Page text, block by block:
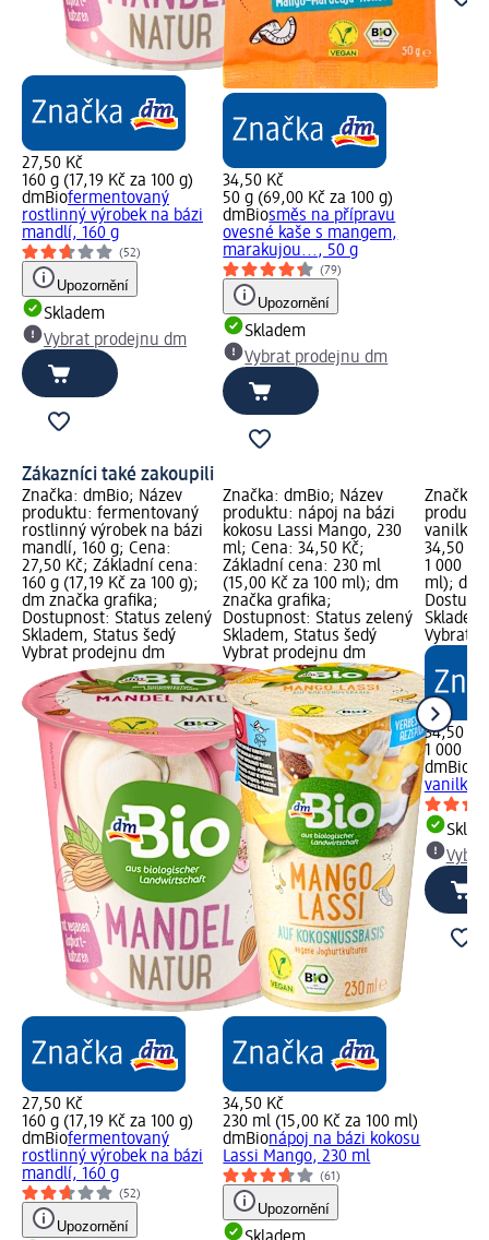
27,50 Kč
160 g (17,19 Kč za 100 g)
dmBiofermentovaný
rostlinný výrobek na bázi
mandlí, 160 g
(52)
Upozornění
Skladem
Vybrat prodejnu dm
34,50 Kč
50 g (69,00 Kč za 100 g)
dmBiosměs na přípravu
ovesné kaše s mangem,
marakujou..., 50 g
(79)
Upozornění
Skladem
Vybrat prodejnu dm
Zákazníci také zakoupili
Značka: dmBio; Název
produktu: fermentovaný
rostlinný výrobek na bázi
mandlí, 160 g; Cena:
27,50 Kč; Základní cena:
160 g (17,19 Kč za 100 g);
dm značka grafika;
Dostupnost: Status zelený
Skladem, Status šedý
Vybrat prodejnu dm
27,50 Kč
160 g (17,19 Kč za 100 g)
dmBiofermentovaný
rostlinný výrobek na bázi
mandlí, 160 g
(52)
Upozornění
Značka: dmBio; Název
produktu: nápoj na bázi
kokosu Lassi Mango, 230
ml; Cena: 34,50 Kč;
Základní cena: 230 ml
(15,00 Kč za 100 ml); dm
značka grafika;
Dostupnost: Status zelený
Skladem, Status šedý
Vybrat prodejnu dm
34,50 Kč
230 ml (15,00 Kč za 100 ml)
dmBionápoj na bázi kokosu
Lassi Mango, 230 ml
(61)
Upozornění
Značka:
34,50
1 000 ml
ml); dm
Vybrat
34,50 Kč
1 000 ml
dmBio